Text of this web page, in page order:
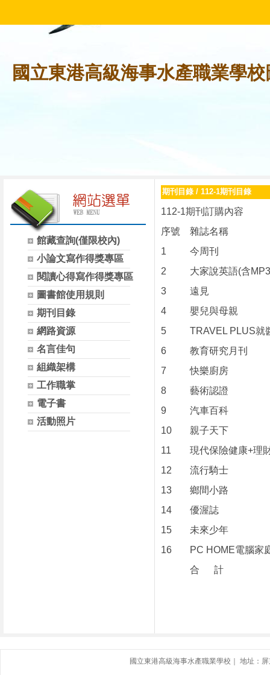
國立東港高級海事水產職業學
館藏查詢(僅限校內)
小論文寫作得獎專區
閱讀心得寫作得獎專區
圖書館使用規則
期刊目錄
網路資源
名言佳句
組織架構
工作職掌
電子書
活動照片
期刊目錄/ 112-1期刊目錄
112-1期刊訂購內容
序號
雜誌名稱
1
今周刊
2
大家說英語(含
3
遠見
4
嬰兒與母親
5
TRAVEL PLUS就
6
教育研究月刊
7
快樂廚房
8
藝術認證
9
汽車百科
10
親子天下
11
現代保險健康+理
12
流行騎士
13
鄉間小路
14
優渥誌
15
未來少年
16
PC HOME電腦家
合 計
國立東港高級海事水產職業學校｜ 地址：